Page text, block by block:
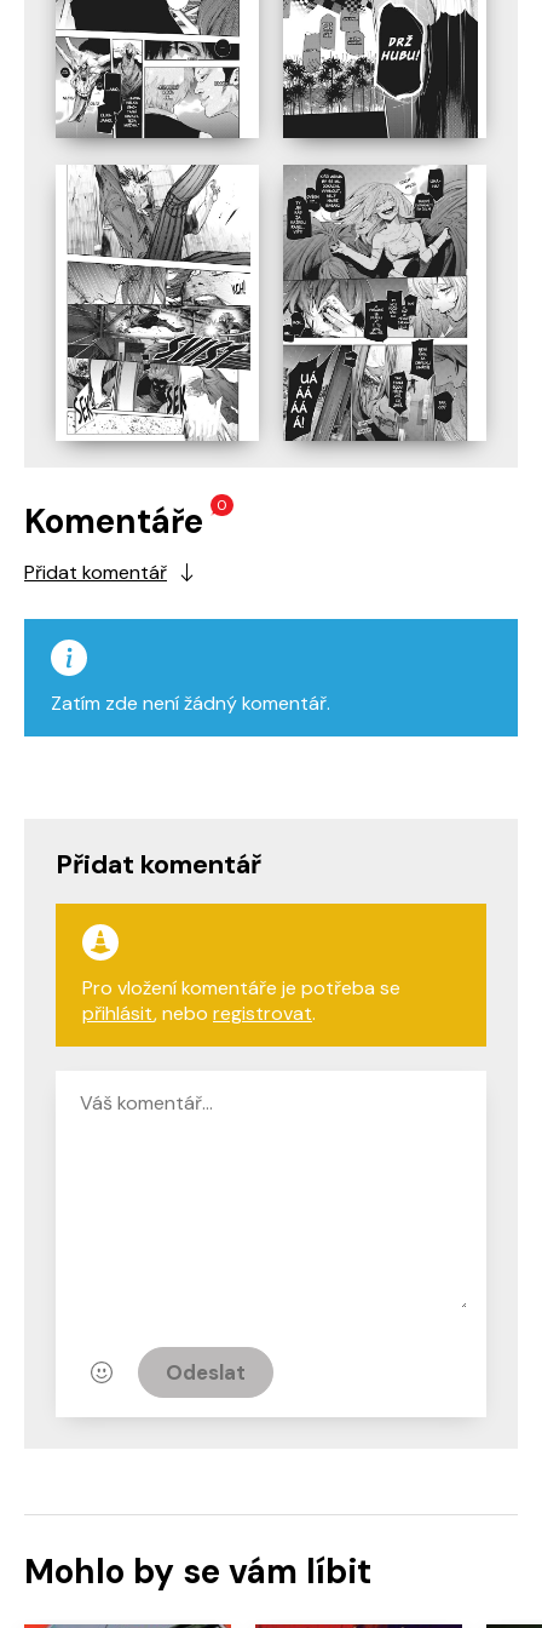
Komentáře 0
Přidat komentář
Zatím zde není žádný komentář.
Přidat komentář
Pro vložení komentáře je potřeba se
přihlásit, nebo registrovat.
Odeslat
Mohlo by se vám líbit